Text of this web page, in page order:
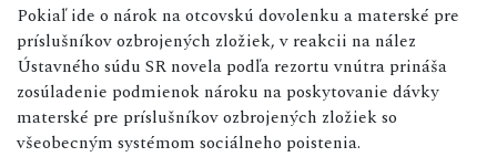
Pokiaľ ide o nárok na otcovskú dovolenku a materské pre
príslušníkov ozbrojených zložiek, v reakcii na nález
Ústavného súdu SR novela podľa rezortu vnútra prináša
zosúladenie podmienok nároku na poskytovanie dávky
materské pre príslušníkov ozbrojených zložiek so
všeobecným systémom sociálneho poistenia.